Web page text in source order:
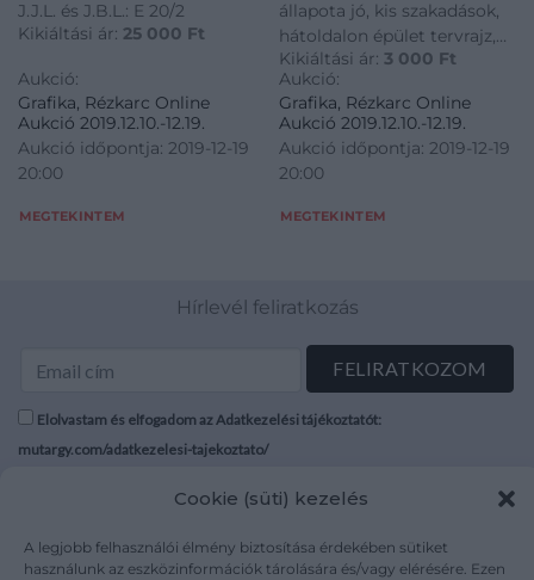
Cookie (süti) kezelés
A legjobb felhasználói élmény biztosítása érdekében sütiket
használunk az eszközinformációk tárolására és/vagy elérésére. Ezen
J.J.L. és J.B.L.: E 20/2
Kikiáltási ár: 25 000 Ft
Aukció:
Grafika, Rézkarc Online
Aukció 2019.12.10.-12.19.
Aukció időpontja: 2019-12-19
20:00
MEGTEKINTEM
állapota jó, kis szakadások,
hátoldalon épület tervrajz,
J.B.L.: JUHÁSZ ERIKA 1964
Kikiáltási ár: 3 000 Ft
Aukció:
Grafika, Rézkarc Online
Aukció 2019.12.10.-12.19.
Aukció időpontja: 2019-12-19
20:00
MEGTEKINTEM
Hírlevél feliratkozás
Elolvastam és elfogadom az Adatkezelési tájékoztatót:
mutargy.com/adatkezelesi-tajekoztato/
Médiaajánlat
Karrier
Áraink
ÁSZF
Adatvédelem